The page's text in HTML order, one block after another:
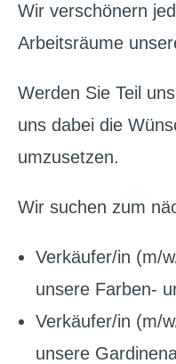
Wir verschönern
Arbeitsräume
Werden Sie Teil
uns dabei die
umzusetzen.
Wir suchen zum
Verkäufer/in (m/
unsere Farben-
Verkäufer/in (m/
unsere